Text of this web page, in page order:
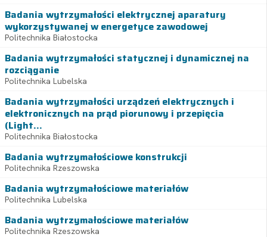
Badania wytrzymałości elektrycznej aparatury
wykorzystywanej w energetyce zawodowej
Politechnika Białostocka
Badania wytrzymałości statycznej i dynamicznej na
rozciąganie
Politechnika Lubelska
Badania wytrzymałości urządzeń elektrycznych i
elektronicznych na prąd piorunowy i przepięcia
(Light...
Politechnika Białostocka
Badania wytrzymałościowe konstrukcji
Politechnika Rzeszowska
Badania wytrzymałościowe materiałów
Politechnika Lubelska
Badania wytrzymałościowe materiałów
Politechnika Rzeszowska